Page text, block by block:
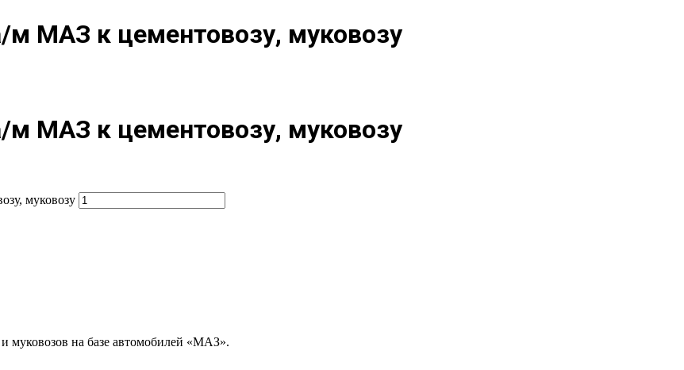
МАЗ к цементовозу, муковозу
МАЗ к цементовозу, муковозу
муковозу
муковозов на базе автомобилей «МАЗ».